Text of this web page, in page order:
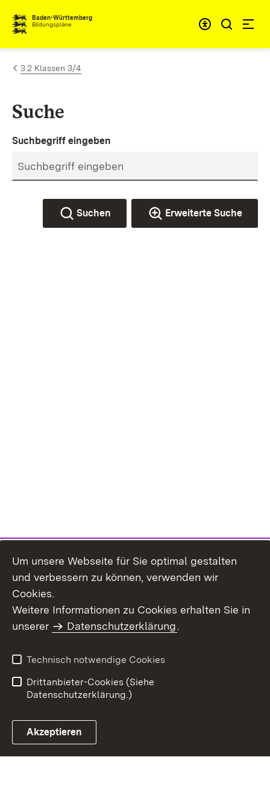
Zum Inhalt springen
Baden-Württemberg
Bildungspläne
3.2 Klassen 3/4
Suche
Suchbegriff eingeben
Suchen Erweiterte Suche
Um unsere Webseite für Sie optimal gestalten
und verbessern zu können, verwenden wir
Cookies.
Weitere Informationen zu Cookies erhalten Sie in
unserer
Datenschutzerklärung.
Technisch notwendige Cookies
Drittanbieter-Cookies (Siehe
Datenschutzerklärung.)
Akzeptieren